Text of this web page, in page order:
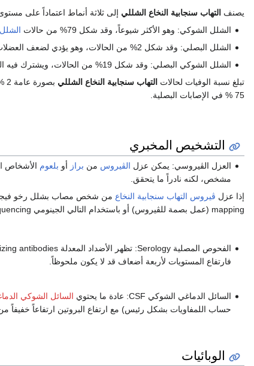
يصنف التهاب سنجابية النخاع الشللي إلى ثلاثة أنماط اعتماداً على
الشلل الشوكي: وهو الأكثر شيوعاً، وقد شكل 79% من حالات
الشلل
الشلل البصلي: وقد شكل 2% من الحالات، وهو يؤدي لضعف العضلات المعصبة بالأعصاب القحفية.
الشلل الشوكي البصلي: وقد شكل 19% من الحالات، ويشترك فيه الشلل الشوكي مع البصلي.
تبلغ نسبة الوفيات لحالات التهاب سنجابية النخاع الشللي
75 % في الإصابات البصلية.
التشخيص المخبري
العزل الڤيروسي: يمكن عزل الڤيروس من براز أو بلعوم الأشخاص
مشخص، لكنه نادراً ما يتحقق.
إذا عزل ڤيروس التهاب سنجابية النخاع
mapping (عمل بصمة للڤيروس) أو باستخدام التالي الجينومي genomic sequencing وذلك لتحديد ما إذا كان
فارتفاع المستويات لأربعة أضعاف قد لا يكون ملحوظاً.
السائل الدماغي الشوكي CSF: عادة ما يحتوي السائل الشوكي
حساب اللمفاويات بشكل رئيس) مع ارتفاع البروتين ارتفاعاً خفيفاً من 40 - 50 مغ/100
الوبائيات